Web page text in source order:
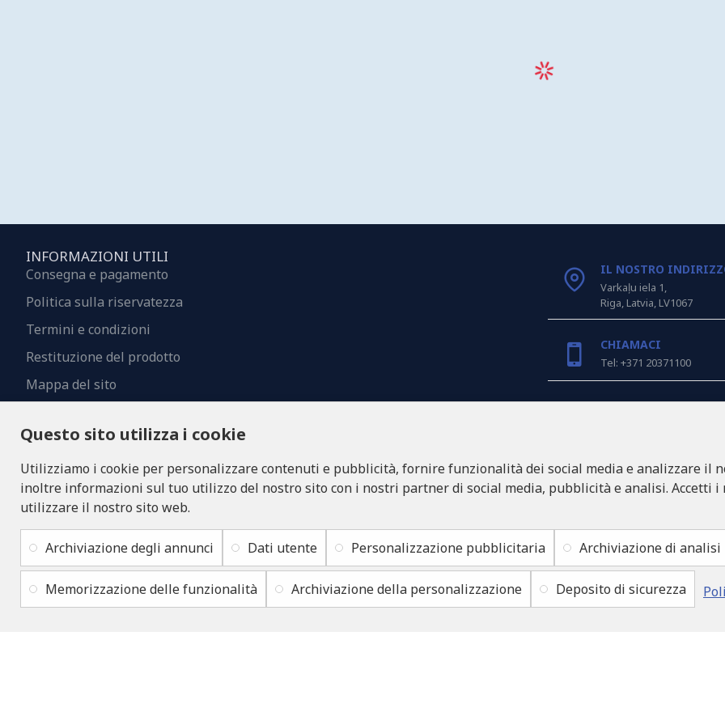
INFORMAZIONI UTILI
Consegna e pagamento
Politica sulla riservatezza
Termini e condizioni
Restituzione del prodotto
Mappa del sito
IL NOSTRO
Varkaļu iela 1,
Riga, Latvia, LV1067
CHIAMACI
Tel: +371 20371100
INFO@LUKONS.COM
DETTAGLI DELLA
RITONE SIA
Sede legale: Rīga,
Questo sito utilizza i cookie
Utilizziamo i cookie per personalizzare contenuti e pubblicità, fornire funzionalità dei social media e analizzare il
inoltre informazioni sul tuo utilizzo del nostro sito con i nostri partner di social media, pubblicità e analisi. Accetti i
utilizzare il nostro sito web.
Archiviazione degli annunci Dati utente Personalizzazione pubblicitaria Archiviazione di analisi
Memorizzazione delle funzionalità Archiviazione della personalizzazione Deposito di sicurezza